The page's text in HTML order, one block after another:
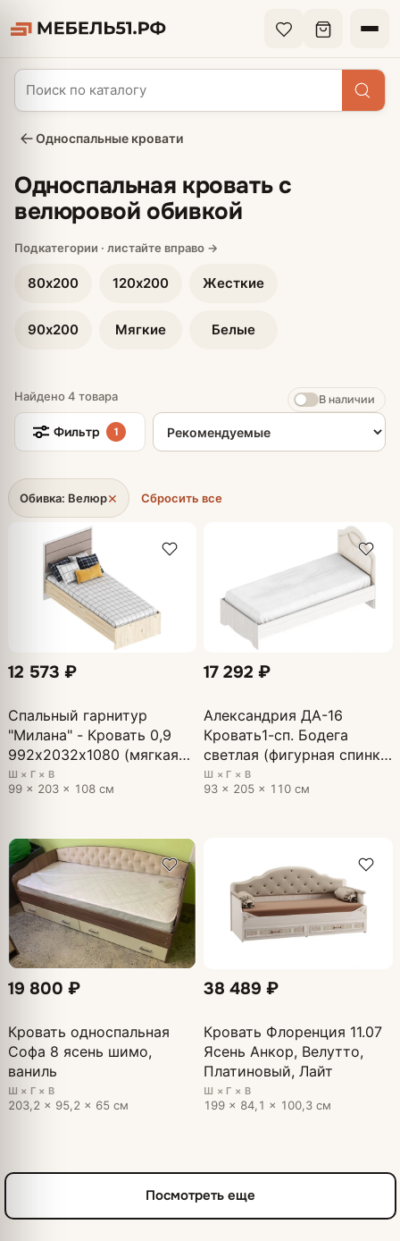
Односпальные кровати
Односпальная кровать с
велюровой обивкой
80х200
90х200
120х200
Мягкие
Жесткие
Белые
Найдено 4 товара В наличии
Фильтр 1
Сортировка товаров
Обивка: Велюр× Сбросить все
12 573 ₽
Спальный гарнитур
"Милана" - Кровать 0,9
992х2032х1080 (мягкая
спинка) Гаскон Пайн/
Белый лофт
Ш × Г × В
99 × 203 × 108 см
17 292 ₽
Александрия ДА-16
Кровать1-сп. Бодега
светлая (фигурная спинка
ткань)
Ш × Г × В
93 × 205 × 110 см
19 800 ₽
Кровать односпальная
Софа 8 ясень шимо,
ваниль
Ш × Г × В
203,2 × 95,2 × 65 см
38 489 ₽
Кровать Флоренция 11.07
Ясень Анкор, Велутто,
Платиновый, Лайт
Ш × Г × В
199 × 84,1 × 100,3 см
Посмотреть еще